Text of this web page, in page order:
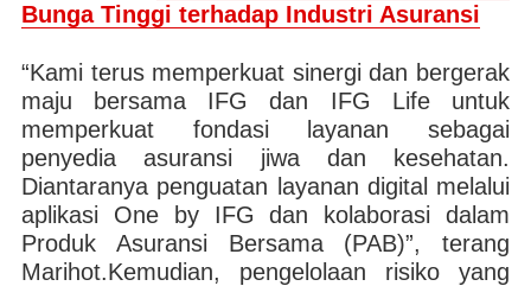
Bunga Tinggi terhadap Industri Asuransi
“Kami terus memperkuat sinergi dan bergerak
maju bersama IFG dan IFG Life untuk
memperkuat fondasi layanan sebagai
penyedia asuransi jiwa dan kesehatan.
Diantaranya penguatan layanan digital melalui
aplikasi One by IFG dan kolaborasi dalam
Produk Asuransi Bersama (PAB)”, terang
Marihot.Kemudian, pengelolaan risiko yang